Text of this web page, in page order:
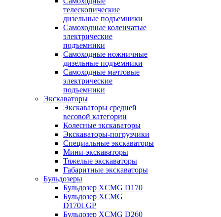
телескопические
дизельные подъемники
Самоходные коленчатые
электрические
подъемники
Самоходные ножничные
дизельные подъемники
Самоходные мачтовые
электрические
подъемники
Экскаваторы
Экскаваторы средней
весовой категории
Колесные экскаваторы
Экскаваторы-погрузчики
Специальные экскаваторы
Мини-экскаваторы
Тяжелые экскаваторы
Габаритные экскаваторы
Бульдозеры
Бульдозер XCMG D170
Бульдозер XCMG
D170LGP
Бульдозер XCMG D260